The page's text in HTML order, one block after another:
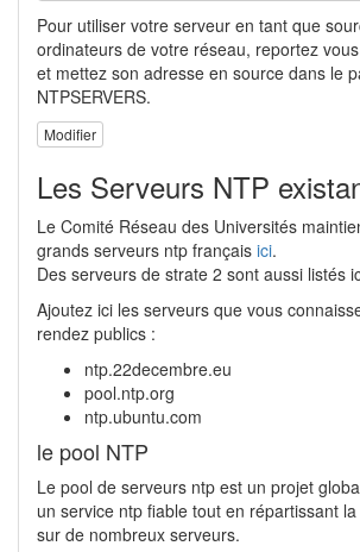
Pour utiliser votre serveur en tant que
ordinateurs de votre réseau, reportez
et mettez son adresse en source dans le
NTPSERVERS.
Modifier
Les Serveurs NTP
Le Comité Réseau des Universités
grands serveurs ntp français ici.
Des serveurs de strate 2 sont aussi listés
Ajoutez ici les serveurs que vous
rendez publics :
ntp.22decembre.eu
pool.ntp.org
ntp.ubuntu.com
le pool NTP
Le pool de serveurs ntp est un projet
un service ntp fiable tout en répartissant
sur de nombreux serveurs.